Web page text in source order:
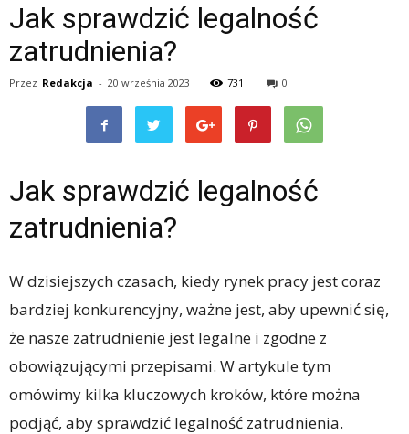
Jak sprawdzić legalność
zatrudnienia?
Przez Redakcja - 20 września 2023 731 0
Jak sprawdzić legalność
zatrudnienia?
W dzisiejszych czasach, kiedy rynek pracy jest coraz
bardziej konkurencyjny, ważne jest, aby upewnić się,
że nasze zatrudnienie jest legalne i zgodne z
obowiązującymi przepisami. W artykule tym
omówimy kilka kluczowych kroków, które można
podjąć, aby sprawdzić legalność zatrudnienia.